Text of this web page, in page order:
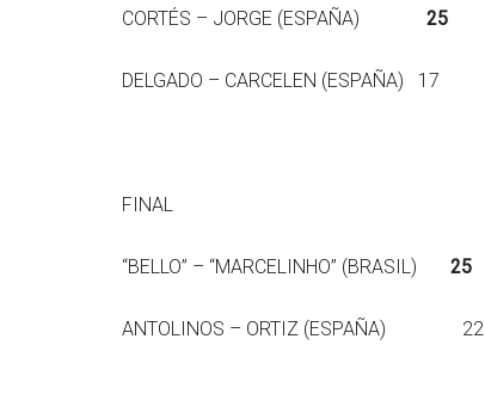
CORTÉS – JORGE (ESPAÑA) 25
DELGADO – CARCELEN (ESPAÑA) 17
FINAL
“BELLO” – “MARCELINHO” (BRASIL) 25
ANTOLINOS – ORTIZ (ESPAÑA) 22